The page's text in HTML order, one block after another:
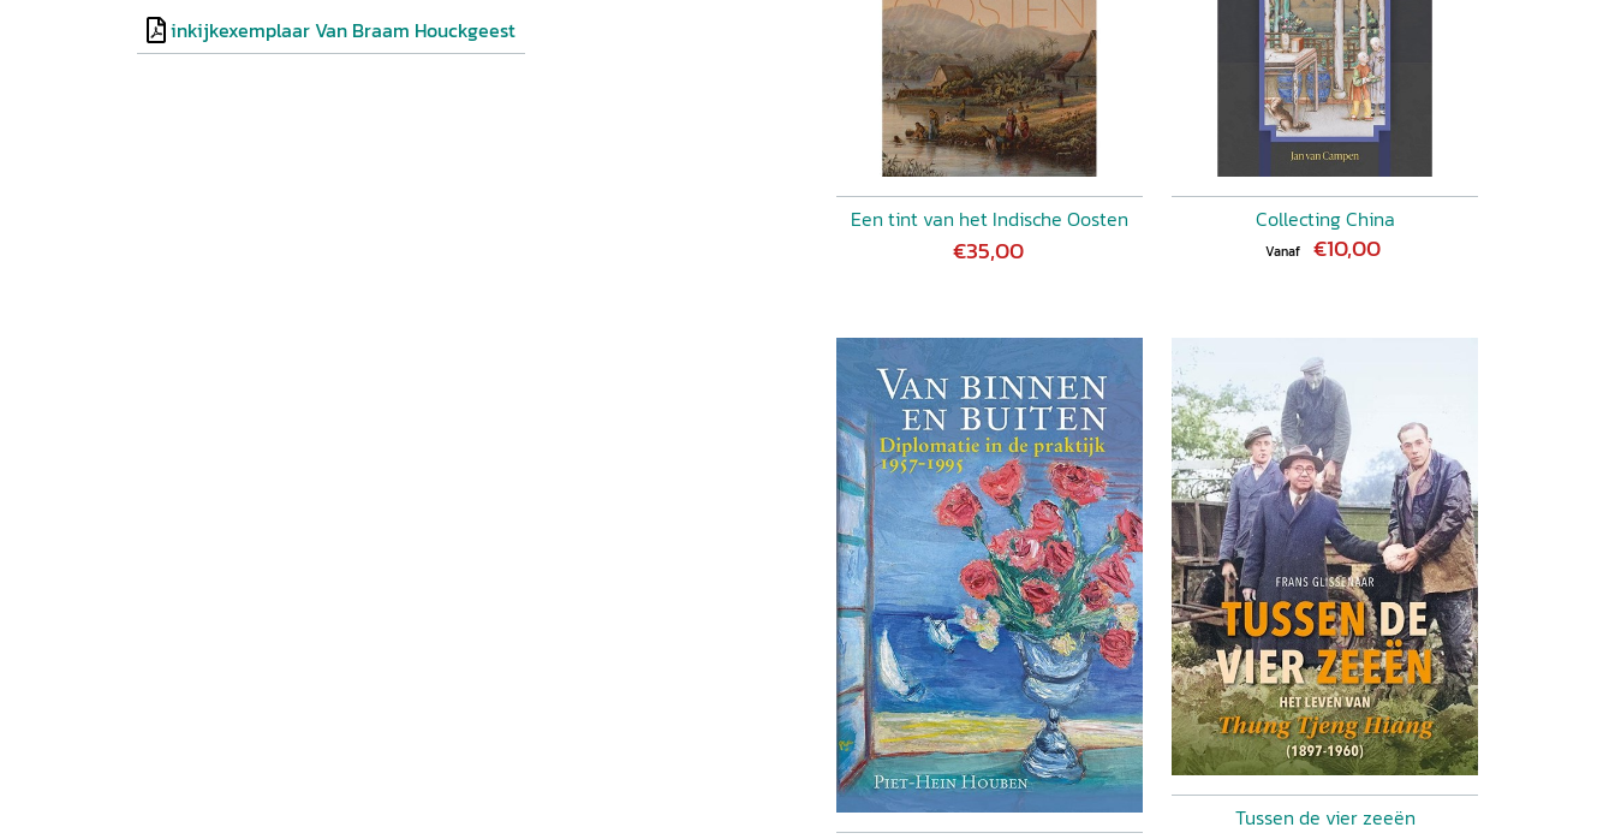
inkijkexemplaar Van Braam Houckgeest
Een tint van het Indische Oosten
€35,00
Collecting China
Vanaf €10,00
Tussen de vier zeeën